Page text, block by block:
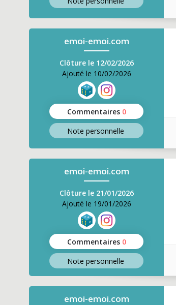
emoi-emoi.com
Clôture le 12/02/2026
Ajouté le 10/02/2026
Commentaires 0
Note personnelle
emoi-emoi.com
Clôture le 21/01/2026
Ajouté le 19/01/2026
Commentaires 0
Note personnelle
emoi-emoi.com